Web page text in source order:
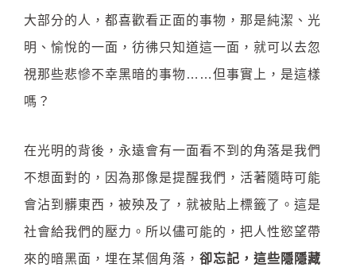
大部分的人，都喜歡看正面的事物，那是純潔、光
明、愉悅的一面，彷彿只知道這一面，就可以去忽
視那些悲慘不幸黑暗的事物……但事實上，是這樣
嗎？
在光明的背後，永遠會有一面看不到的角落是我們
不想面對的，因為那像是提醒我們，活著隨時可能
會沾到髒東西，被殃及了，就被貼上標籤了。這是
社會給我們的壓力。所以儘可能的，把人性慾望帶
來的暗黑面，埋在某個角落， 卻忘記，這些隱隱藏